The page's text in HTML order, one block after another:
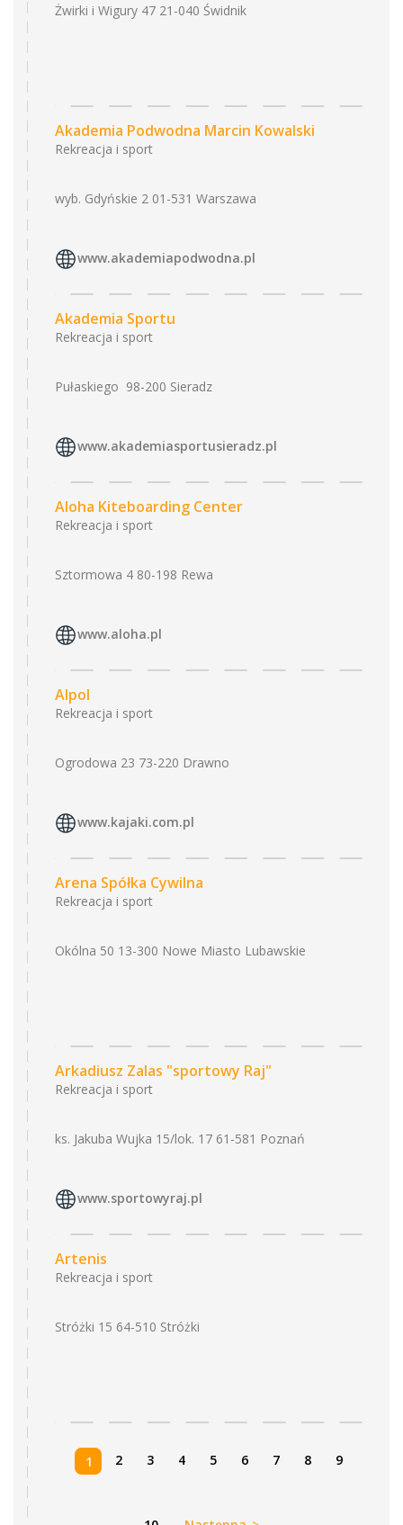
Żwirki i Wigury 47 21-040 Świdnik
Akademia Podwodna Marcin Kowalski
Rekreacja i sport
wyb. Gdyńskie 2 01-531 Warszawa
www.akademiapodwodna.pl
Akademia Sportu
Rekreacja i sport
Pułaskiego 98-200 Sieradz
www.akademiasportusieradz.pl
Aloha Kiteboarding Center
Rekreacja i sport
Sztormowa 4 80-198 Rewa
www.aloha.pl
Alpol
Rekreacja i sport
Ogrodowa 23 73-220 Drawno
www.kajaki.com.pl
Arena Spółka Cywilna
Rekreacja i sport
Okólna 50 13-300 Nowe Miasto Lubawskie
Arkadiusz Zalas "sportowy Raj"
Rekreacja i sport
ks. Jakuba Wujka 15/lok. 17 61-581 Poznań
www.sportowyraj.pl
Artenis
Rekreacja i sport
Stróżki 15 64-510 Stróżki
1 2 3 4 5 6 7 8 9